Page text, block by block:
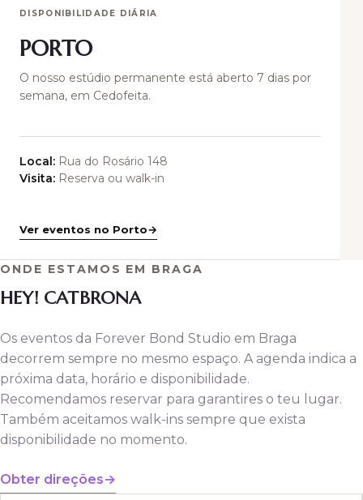
DISPONIBILIDADE DIÁRIA
PORTO
O nosso estúdio permanente está aberto 7 dias por
semana, em Cedofeita.
Local: Rua do Rosário 148
Visita: Reserva ou walk-in
Ver eventos no Porto
ONDE ESTAMOS EM BRAGA
HEY! CATBRONA
Os eventos da Forever Bond Studio em Braga
decorrem sempre no mesmo espaço. A agenda indica a
próxima data, horário e disponibilidade.
Recomendamos reservar para garantires o teu lugar.
Também aceitamos walk-ins sempre que exista
disponibilidade no momento.
Obter direções